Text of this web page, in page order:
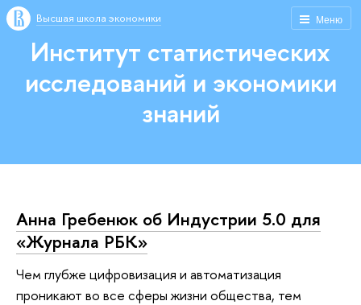
Меню
Высшая школа экономики
Институт статистических
исследований и экономики
знаний
Анна Гребенюк об Индустрии 5.0 для
«Журнала РБК»
Чем глубже цифровизация и автоматизация
проникают во все сферы жизни общества, тем